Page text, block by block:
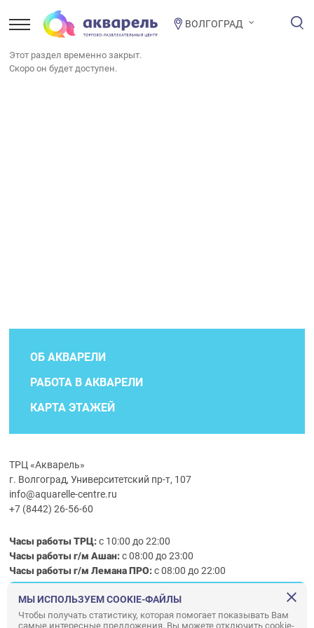
ВОЛГОГРАД
Этот раздел временно закрыт.
Скоро он будет доступен.
ОБ АКВАРЕЛИ
РАБОТА В АКВАРЕЛИ
КАРТА ЭТАЖЕЙ
ТРЦ «Акварель»
г. Волгоград, Университетский пр-т, 107
info@aquarelle-centre.ru
+7 (8442) 26-56-60
Часы работы ТРЦ:с 10:00 до 22:00
Часы работы г/м Ашан:с 08:00 до 23:00
Часы работыг/мЛемана ПРО:с 08:00 до 22:00
Правила посещения ТРЦ «Акварель»
МЫ ИСПОЛЬЗУЕМ COOKIE-ФАЙЛЫ
Чтобы получать статистику, которая помогает показывать Вам
самые интересные предложения. Вы можете отключить cookie-